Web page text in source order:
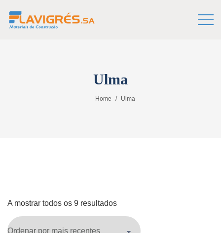
Ulma
Home Ulma
A mostrar todos os 9 resultados